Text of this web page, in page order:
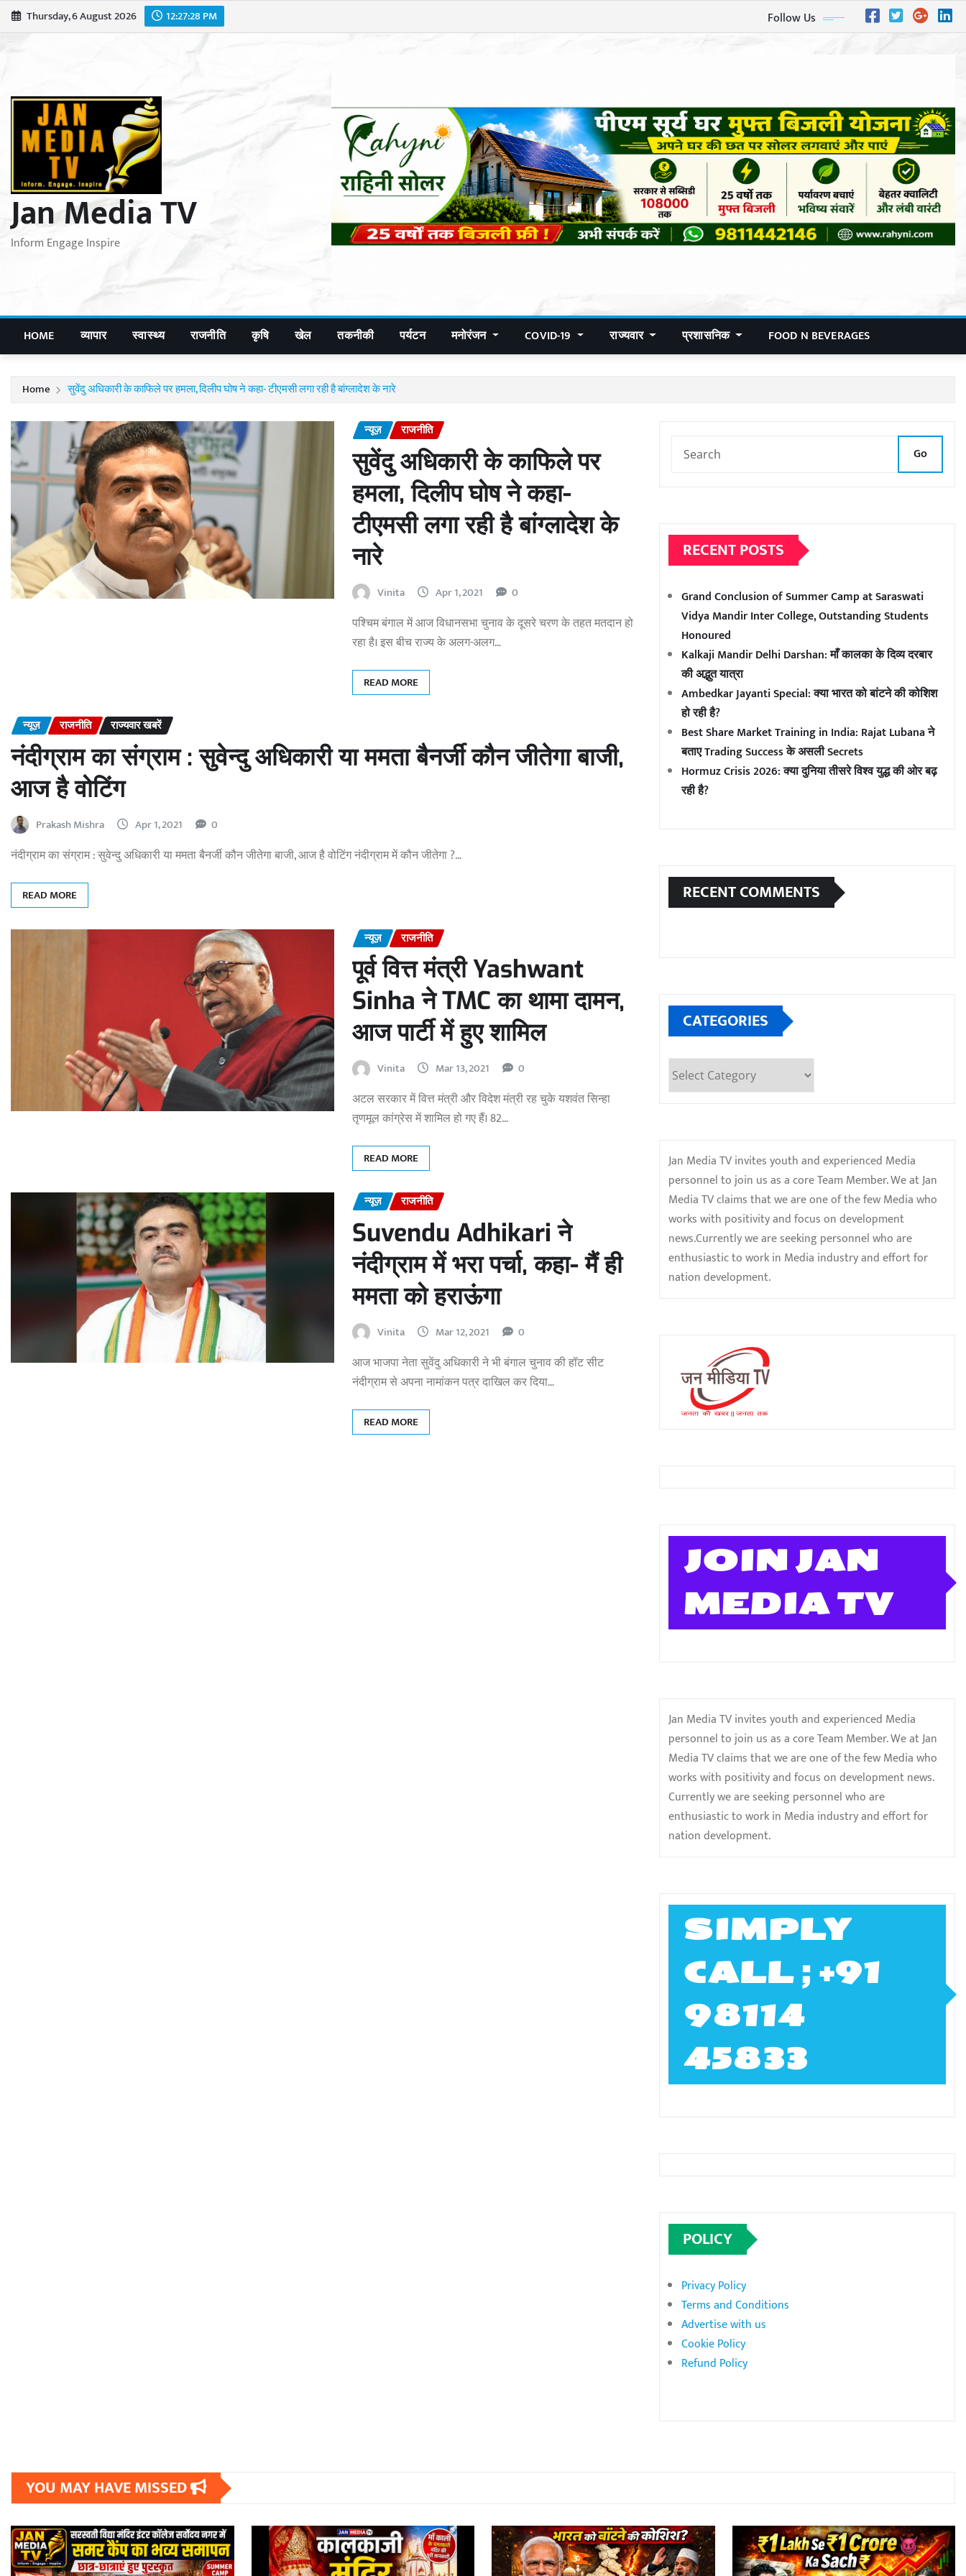
Skip
to
Thursday, 6 August 2026 12:27:30 PM Follow Us
Jan Media TV
Inform Engage Inspire
HOME व्यापार स्वास्थ्य राजनीति कृषि खेल तकनीकी पर्यटन मनोरंजन COVID-19 राज्यवार प्रशासनिक FOOD N BEVERAGES
Home सुवेंदु अधिकारी के काफिले पर हमला, दिलीप घोष ने कहा- टीएमसी लगा रही है बांग्लादेश के नारे
न्यूज़ राजनीति
सुवेंदु अधिकारी के काफिले पर
हमला, दिलीप घोष ने कहा-
टीएमसी लगा रही है बांग्लादेश के
नारे
Vinita Apr 1, 2021 0
पश्चिम बंगाल में आज विधानसभा चुनाव के दूसरे चरण के तहत मतदान हो
रहा है। इस बीच राज्य के अलग-अलग…
READ MORE
न्यूज़ राजनीति राज्यवार खबरें
नंदीग्राम का संग्राम : सुवेन्दु अधिकारी या ममता बैनर्जी कौन जीतेगा बाजी,
आज है वोटिंग
Prakash Mishra Apr 1, 2021 0
नंदीग्राम का संग्राम : सुवेन्दु अधिकारी या ममता बैनर्जी कौन जीतेगा बाजी, आज है वोटिंग नंदीग्राम में कौन जीतेगा ?…
READ MORE
न्यूज़ राजनीति
पूर्व वित्त मंत्री Yashwant
Sinha ने TMC का थामा दामन,
आज पार्टी में हुए शामिल
Vinita Mar 13, 2021 0
अटल सरकार में वित्त मंत्री और विदेश मंत्री रह चुके यशवंत सिन्हा
तृणमूल कांग्रेस में शामिल हो गए हैं। 82…
READ MORE
न्यूज़ राजनीति
Suvendu Adhikari ने
नंदीग्राम में भरा पर्चा, कहा- मैं ही
ममता को हराऊंगा
Vinita Mar 12, 2021 0
आज भाजपा नेता सुवेंदु अधिकारी ने भी बंगाल चुनाव की हॉट सीट
नंदीग्राम से अपना नामांकन पत्र दाखिल कर दिया…
READ MORE
Go
RECENT POSTS
Grand Conclusion of Summer Camp at Saraswati
Vidya Mandir Inter College, Outstanding Students
Honoured
Kalkaji Mandir Delhi Darshan: माँ कालका के दिव्य दरबार
की अद्भुत यात्रा
Ambedkar Jayanti Special: क्या भारत को बांटने की कोशिश
हो रही है?
Best Share Market Training in India: Rajat Lubana ने
बताए Trading Success के असली Secrets
Hormuz Crisis 2026: क्या दुनिया तीसरे विश्व युद्ध की ओर बढ़
रही है?
RECENT COMMENTS
CATEGORIES
Categories
Jan Media TV invites youth and experienced Media
personnel to join us as a core Team Member. We at Jan
Media TV claims that we are one of the few Media who
works with positivity and focus on development
news.Currently we are seeking personnel who are
enthusiastic to work in Media industry and effort for
nation development.
JOIN JAN
MEDIA TV
Jan Media TV invites youth and experienced Media
personnel to join us as a core Team Member. We at Jan
Media TV claims that we are one of the few Media who
works with positivity and focus on development news.
Currently we are seeking personnel who are
enthusiastic to work in Media industry and effort for
nation development.
SIMPLY
CALL ; +91
98114
45833
POLICY
Privacy Policy
Terms and Conditions
Advertise with us
Cookie Policy
Refund Policy
YOU MAY HAVE MISSED